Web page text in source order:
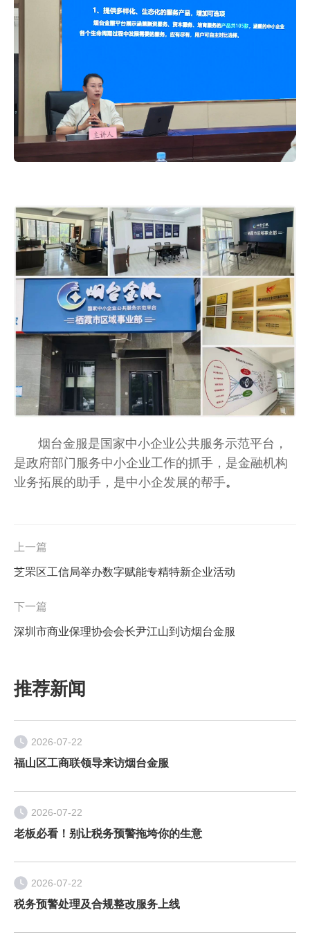
烟台金服是国家中小企业公共服务示范平台，
是政府部门服务中小企业工作的抓手，是金融机构
业务拓展的助手，是中小企发展的帮手。
上一篇
芝罘区工信局举办数字赋能专精特新企业活动
下一篇
深圳市商业保理协会会长尹江山到访烟台金服
推荐新闻
2026-07-22
福山区工商联领导来访烟台金服
2026-07-22
老板必看！别让税务预警拖垮你的生意
2026-07-22
税务预警处理及合规整改服务上线